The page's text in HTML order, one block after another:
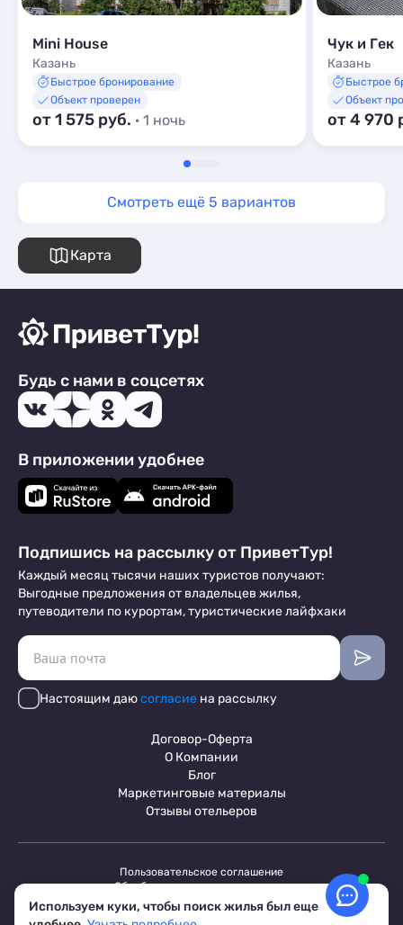
Mini House
Казань
Быстрое бронирование
Объект проверен
от 1 575 руб. · 1 ночь
Чук и Гек
Казань
Быстрое
Объект
от 4 970
Смотреть ещё 5 вариантов
Карта
Будь с нами в соцсетях
В приложении удобнее
Подпишись на рассылку от ПриветТур!
Каждый месяц тысячи наших туристов получают:
Выгодные предложения от владельцев жилья,
путеводители по курортам, туристические лайфхаки
Настоящим даюсогласие на рассылку
Договор-Оферта
О Компании
Блог
Маркетинговые материалы
Отзывы отельеров
© 2017-2026 ПриветТур™
Пользовательское соглашение
Обработка персональных данных
Условия бронирования объектов
Используем куки, чтобы поиск жилья был еще